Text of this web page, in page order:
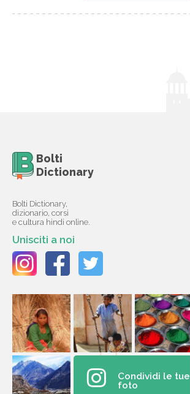
Bolti
Dictionary
Bolti Dictionary,
dizionario, corsi
e cultura hindi online.
Unisciti a noi
Condividi le tue
foto